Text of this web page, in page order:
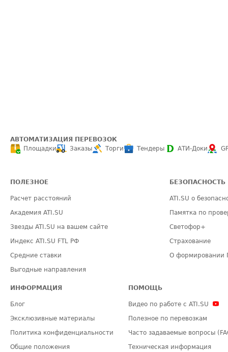
АВТОМАТИЗАЦИЯ ПЕРЕВОЗОК
Площадки
Заказы Торги Тендеры АТИ-Доки
ПОЛЕЗНОЕ
Расчет расстояний
Академия ATI.SU
Звезды ATI.SU на вашем сайте
Индекс ATI.SU FTL РФ
Средние ставки
Выгодные направления
БЕЗОПАСНОСТЬ
ATI.SU о
Памятка по
Светофор+
Страхование
О формировании
ИНФОРМАЦИЯ
Блог
Эксклюзивные материалы
Политика конфиденциальности
Общие положения
ПОМОЩЬ
Видео по работе с ATI.SU
Полезное по перевозкам
Часто задаваемые вопросы
Техническая информация